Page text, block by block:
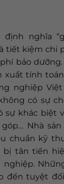
nghĩa
tiết kiệm chi
bảo
xuất tính
nghiệp Việt
có sự
sự khác biệt
Nhà
chuẩn kỹ
tân tiến
đến tuyệt